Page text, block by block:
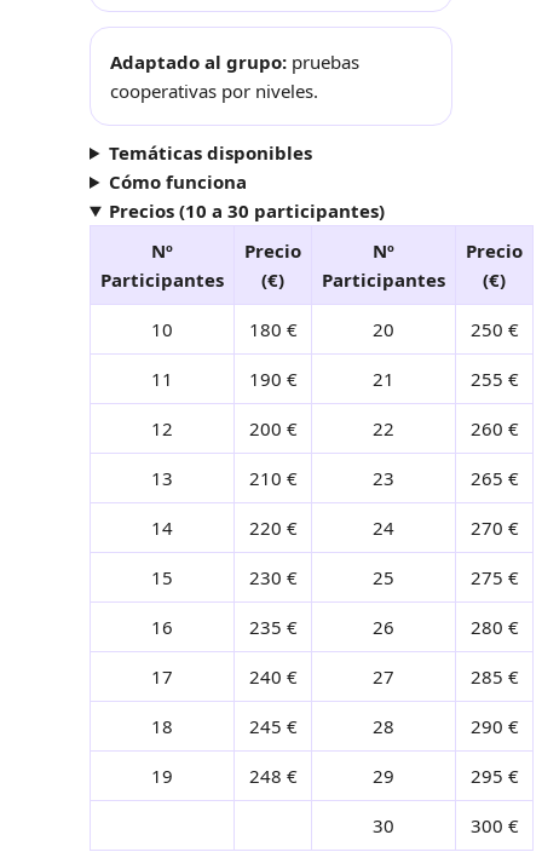
Adaptado al grupo: pruebas
cooperativas por niveles.
Temáticas disponibles
Cómo funciona
Precios (10 a 30 participantes)
Nº
Participantes
Precio
(€)
Nº
Participantes
Precio
(€)
10 180 € 20 250 €
11 190 € 21 255 €
12 200 € 22 260 €
13 210 € 23 265 €
14 220 € 24 270 €
15 230 € 25 275 €
16 235 € 26 280 €
17 240 € 27 285 €
18 245 € 28 290 €
19 248 € 29 295 €
30 300 €